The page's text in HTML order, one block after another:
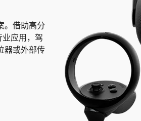
。借助高分
应用，驾
器或外部传